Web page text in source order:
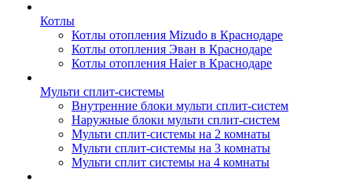
Котлы
Котлы отопления Mizudo в Краснодаре
Котлы отопления Эван в Краснодаре
Котлы отопления Haier в Краснодаре
Мульти сплит-системы
Внутренние блоки мульти сплит-систем
Наружные блоки мульти сплит-систем
Мульти сплит-системы на 2 комнаты
Мульти сплит-системы на 3 комнаты
Мульти сплит системы на 4 комнаты